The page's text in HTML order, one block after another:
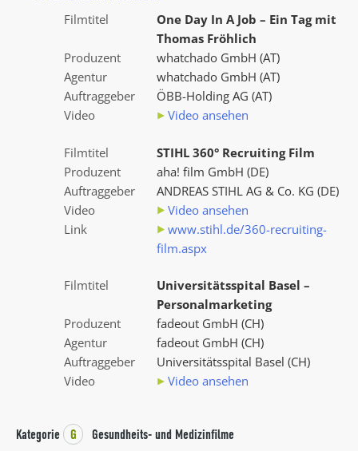
Filmtitel
One Day In A Job – Ein Tag mit
Thomas Fröhlich
Produzent
whatchado GmbH (AT)
Agentur
whatchado GmbH (AT)
Auftraggeber
ÖBB-Holding AG (AT)
Video
Video ansehen
Filmtitel
STIHL 360° Recruiting Film
Produzent
aha! film GmbH (DE)
Auftraggeber
ANDREAS STIHL AG & Co. KG (DE)
Video
Video ansehen
Link
www.stihl.de/360-recruiting-
film.aspx
Filmtitel
Universitätsspital Basel –
Personalmarketing
Produzent
fadeout GmbH (CH)
Agentur
fadeout GmbH (CH)
Auftraggeber
Universitätsspital Basel (CH)
Video
Video ansehen
Kategorie G Gesundheits- und Medizinfilme